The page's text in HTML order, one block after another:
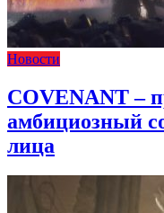
Новости
COVENANT –
амбициозный
лица